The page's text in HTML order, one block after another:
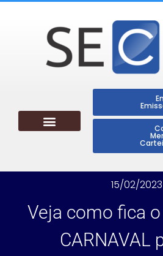
15/02/2023
Veja como fica
CARNAVAL